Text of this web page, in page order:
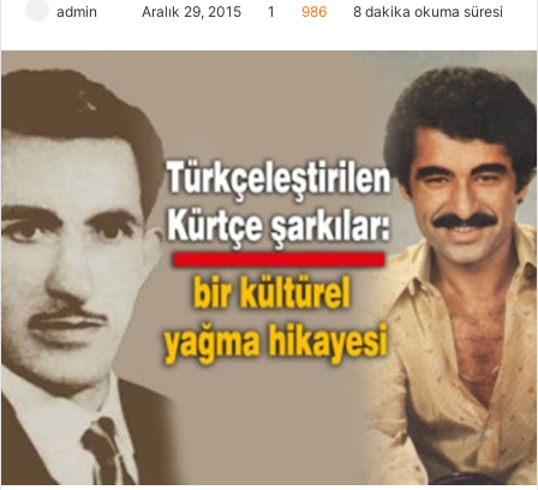
admin
e
s
t
n
d
e
r
m
Aralık 29, 2015 1 986 8 dakika okuma süresi